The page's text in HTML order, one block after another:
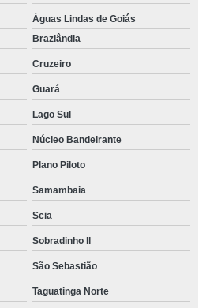
Águas Lindas de Goiás
Brazlândia
Cruzeiro
Guará
Lago Sul
Núcleo Bandeirante
Plano Piloto
Samambaia
Scia
Sobradinho ll
São Sebastião
Taguatinga Norte